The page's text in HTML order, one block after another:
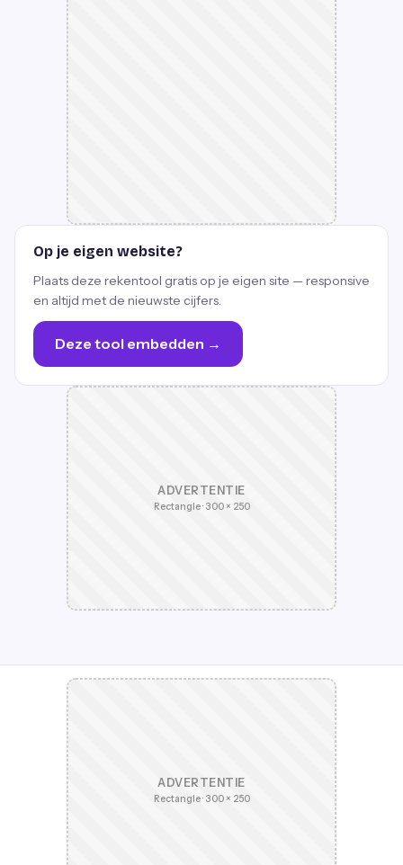
Op je eigen website?
Plaats deze rekentool gratis op je eigen site — responsive
en altijd met de nieuwste cijfers.
Deze tool embedden →
ADVERTENTIE
Rectangle · 300 × 250
ADVERTENTIE
Rectangle · 300 × 250